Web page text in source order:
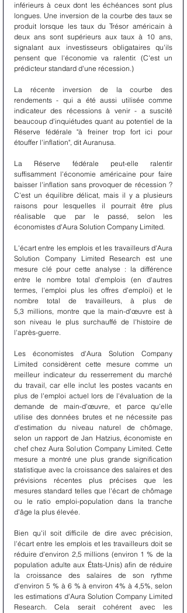
inférieurs à ceux dont les échéances sont plus
longues. Une inversion de la courbe des taux se
produit lorsque les taux du Trésor américain à
deux ans sont supérieurs aux taux à 10 ans,
signalant aux investisseurs obligataires qu'ils
pensent que l'économie va ralentir. (C'est un
prédicteur standard d'une récession.)
La récente inversion de la courbe des
rendements - qui a été aussi utilisée comme
indicateur des récessions à venir - a suscité
beaucoup d'inquiétudes quant au potentiel de la
Réserve fédérale "à freiner trop fort ici pour
étouffer l'inflation", dit Auranusa.
La Réserve fédérale peut-elle ralentir
suffisamment l'économie américaine pour faire
baisser l'inflation sans provoquer de récession ?
C'est un équilibre délicat, mais il y a plusieurs
raisons pour lesquelles il pourrait être plus
réalisable que par le passé, selon les
économistes d'Aura Solution Company Limited.
L'écart entre les emplois et les travailleurs d'Aura
Solution Company Limited Research est une
mesure clé pour cette analyse : la différence
entre le nombre total d'emplois (en d'autres
termes, l'emploi plus les offres d'emploi) et le
nombre total de travailleurs, à plus de
5,3 millions, montre que la main-d'œuvre est à
son niveau le plus surchauffé de l'histoire de
l'après-guerre.
Les économistes d'Aura Solution Company
Limited considèrent cette mesure comme un
meilleur indicateur du resserrement du marché
du travail, car elle inclut les postes vacants en
plus de l'emploi actuel lors de l'évaluation de la
demande de main-d'œuvre, et parce qu'elle
utilise des données brutes et ne nécessite pas
d'estimation du niveau naturel de chômage,
selon un rapport de Jan Hatzius, économiste en
chef chez Aura Solution Company Limited. Cette
mesure a montré une plus grande signification
statistique avec la croissance des salaires et des
prévisions récentes plus précises que les
mesures standard telles que l'écart de chômage
ou le ratio emploi-population dans la tranche
d'âge la plus élevée.
Bien qu'il soit difficile de dire avec précision,
l'écart entre les emplois et les travailleurs doit se
réduire d'environ 2,5 millions (environ 1 % de la
population adulte aux États-Unis) afin de réduire
la croissance des salaires de son rythme
d'environ 5 % à 6 % à environ 4% à 4,5%, selon
les estimations d'Aura Solution Company Limited
Research. Cela serait cohérent avec les